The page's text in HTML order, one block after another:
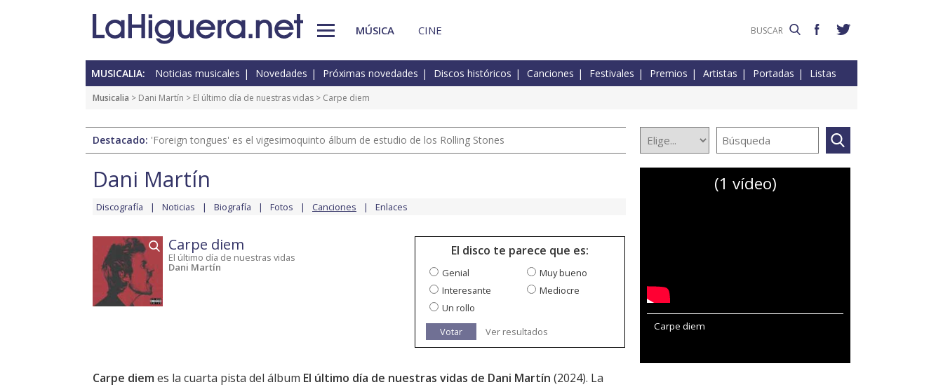
MÚSICA CINE
MUSICALIA: Noticias musicales Novedades Próximas novedades Discos históricos Canciones Festivales Premios Artistas Portadas Listas
Musicalia > Dani Martín > El último día de nuestras vidas > Carpe diem
Destacado: 'Foreign tongues' es el vigesimoquinto álbum de estudio de los Rolling Stones
Dani Martín
Discografía Noticias Biografía Fotos Canciones Enlaces
Carpe diem
El último día de nuestras vidas
Dani Martín
El disco te parece que es:
Genial
Muy bueno
Interesante
Mediocre
Un rollo
Votar
Ver resultados
Carpe diem es la cuarta pista del álbum El último día de nuestras vidas de Dani Martín (2024). La
(1 vídeo)
Carpe diem